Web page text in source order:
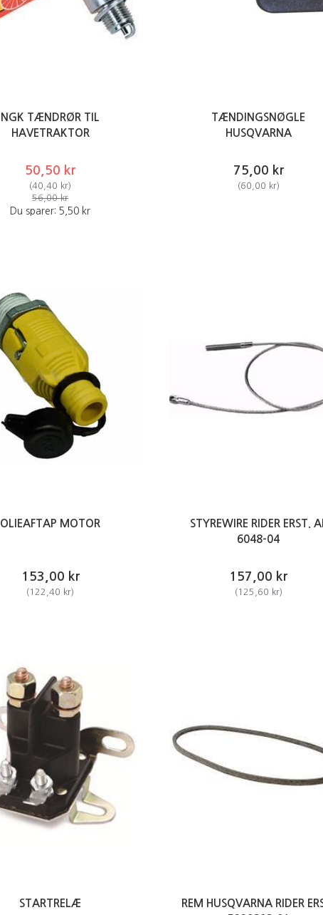
NGK TÆNDRØR TIL
HAVETRAKTOR
50,50 kr
(40,40 kr)
56,00 kr
Du sparer: 5,50 kr
TÆNDINGSNØGLE
HUSQVARNA
75,00 kr
(60,00 kr)
OLIEAFTAP MOTOR
153,00 kr
(122,40 kr)
STYREWIRE RIDER ERST.
6048-04
157,00 kr
(125,60 kr)
STARTRELÆ
REM HUSQVARNA RIDER